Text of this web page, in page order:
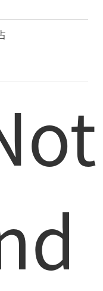
报告》中显
、健康类家电
费的另一个明
端产品时，更
艺质感特别相
加和谐。套系
也往往具有一
心应手。
维云网(AVC)
配置率较上年
据背后是AIOT
术与物联网在